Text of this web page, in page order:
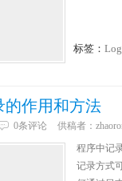
标签： Log
的作用和方法
0条评论 供稿者：
程序中记
记录方式